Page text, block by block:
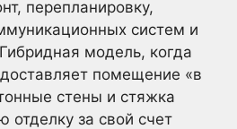
перепланировку,
систем и
модель, когда
помещение «в
стены и стяжка
отделку за свой счет